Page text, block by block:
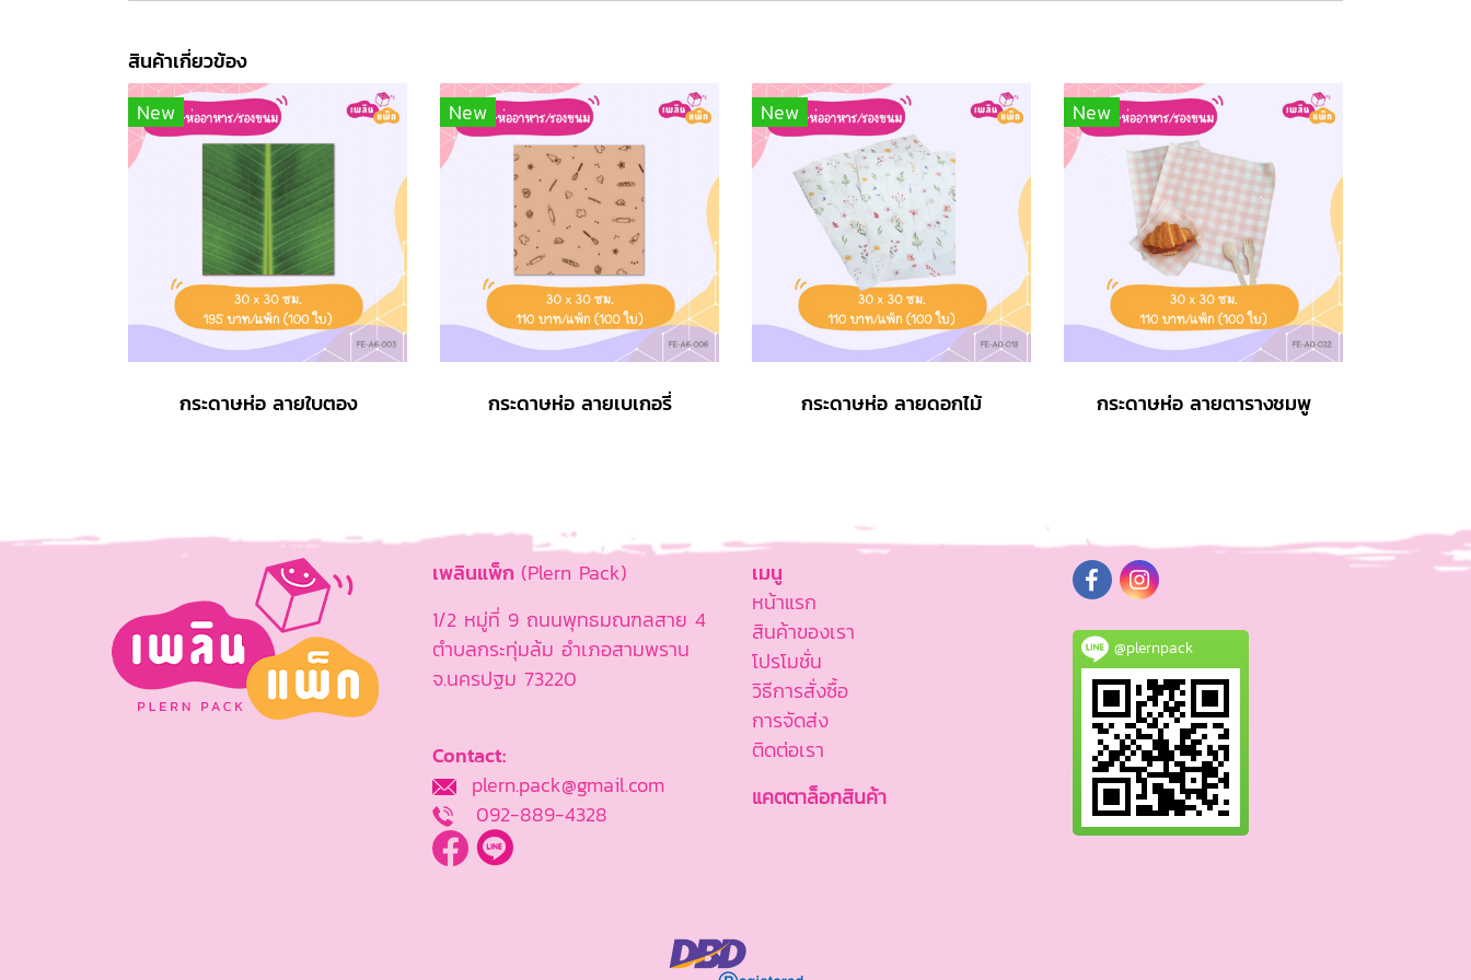
สินค้าเกี่ยวข้อง
New
กระดาษห่อ ลายใบตอง
New
กระดาษห่อ ลายเบเกอรี่
New
กระดาษห่อ ลายดอกไม้
New
กระดาษห่อ ลายตารางชมพู
เพลินแพ็ก (Plern Pack)
1/2 หมู่ที่ 9 ถนนพุทธมณฑลสาย 4
ตำบลกระทุ่มล้ม อำเภอสามพราน
จ.นครปฐม 73220
Contact:
plern.pack@gmail.com
092-889-4328
เมนู
หน้าแรก
สินค้าของเรา
โปรโมชั่น
วิธีการสั่งซื้อ
การจัดส่ง
ติดต่อเรา
แคตตาล็อกสินค้า
@plernpack